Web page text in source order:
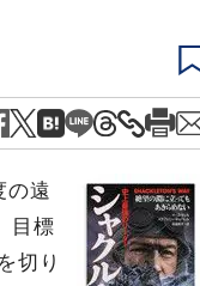
の遠
目標
切り